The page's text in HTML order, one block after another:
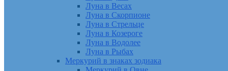
Луна в Весах
Луна в Скорпионе
Луна в Стрельце
Луна в Козероге
Луна в Водолее
Луна в Рыбах
Меркурий в знаках зодиака